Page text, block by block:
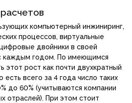
компьютерный инжиниринг,
процессов, виртуальные
двойники в своей
каждым годом. По имеющимся
этот рост как почти двухкратный
всего за 4 года число таких
до 60% (учитываются компании
отраслей). При этом стоит